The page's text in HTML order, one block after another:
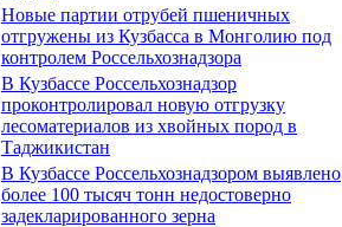
Новые партии отрубей пшеничных
отгружены из Кузбасса в Монголию под
контролем Россельхознадзора
В Кузбассе Россельхознадзор
проконтролировал новую отгрузку
лесоматериалов из хвойных пород в
Таджикистан
В Кузбассе Россельхознадзором выявлено
более 100 тысяч тонн недостоверно
задекларированного зерна